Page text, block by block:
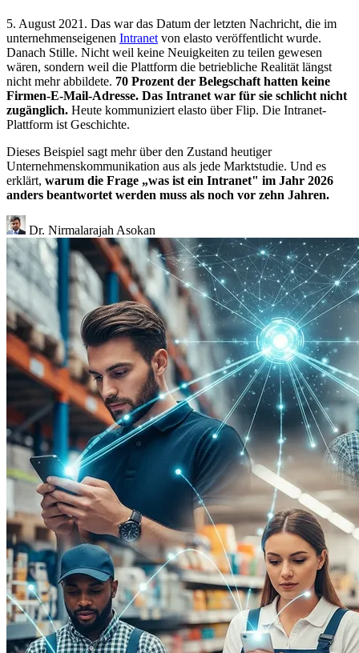
5. August 2021. Das war das Datum der letzten Nachricht, die im
unternehmenseigenen Intranet von elasto veröffentlicht wurde.
Danach Stille. Nicht weil keine Neuigkeiten zu teilen gewesen
wären, sondern weil die Plattform die betriebliche Realität längst
nicht mehr abbildete. 70 Prozent der Belegschaft hatten keine
Firmen-E-Mail-Adresse. Das Intranet war für sie schlicht nicht
zugänglich. Heute kommuniziert elasto über Flip. Die Intranet-
Plattform ist Geschichte.
Dieses Beispiel sagt mehr über den Zustand heutiger
Unternehmenskommunikation aus als jede Marktstudie. Und es
erklärt, warum die Frage „was ist ein Intranet" im Jahr 2026
anders beantwortet werden muss als noch vor zehn Jahren.
Dr. Nirmalarajah Asokan